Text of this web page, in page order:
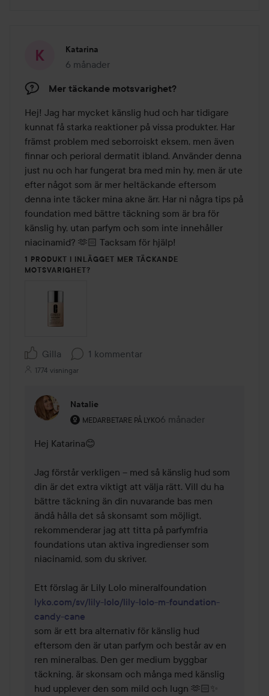
Katarina
6 månader
Inlägget skapades 6 månader
Mer täckande motsvarighet?
Hej! Jag har mycket känslig hud och har tidigare
kunnat få starka reaktioner på vissa produkter. Har
främst problem med seborroiskt eksem, men även
finnar och perioral dermatit ibland. Använder denna
just nu och har fungerat bra med min hy, men är ute
efter något som är mer heltäckande eftersom
denna inte täcker mina akne ärr. Har ni några tips på
foundation med bättre täckning som är bra för
känslig hy, utan parfym och som inte innehåller
niacinamid? 🫶🏻 Tacksam för hjälp!
1 PRODUKT I INLÄGGET MER TÄCKANDE
MOTSVARIGHET?
Gilla 1 kommentar
1774 visningar
Natalie
MEDARBETARE PÅ LYKO
Användarens roll: Medarbetare på Lyko.
6 månader
Kommentaren lades 6
Hej Katarina😊
Jag förstår verkligen – med så känslig hud som
din är det extra viktigt att välja rätt. Vill du ha
bättre täckning än din nuvarande bas men
ändå hålla det så skonsamt som möjligt,
rekommenderar jag att titta på parfymfria
foundations utan aktiva ingredienser som
niacinamid, som du skriver.
lyko.com/sv/lily-lolo/lily-lolo-m-foundation-
candy-cane
som är ett bra alternativ för känslig hud
eftersom den är utan parfym och består av en
ren mineralbas. Den ger medium byggbar
täckning, är skonsam och många med känslig
hud upplever den som mild och lugn 🫶🏻✨